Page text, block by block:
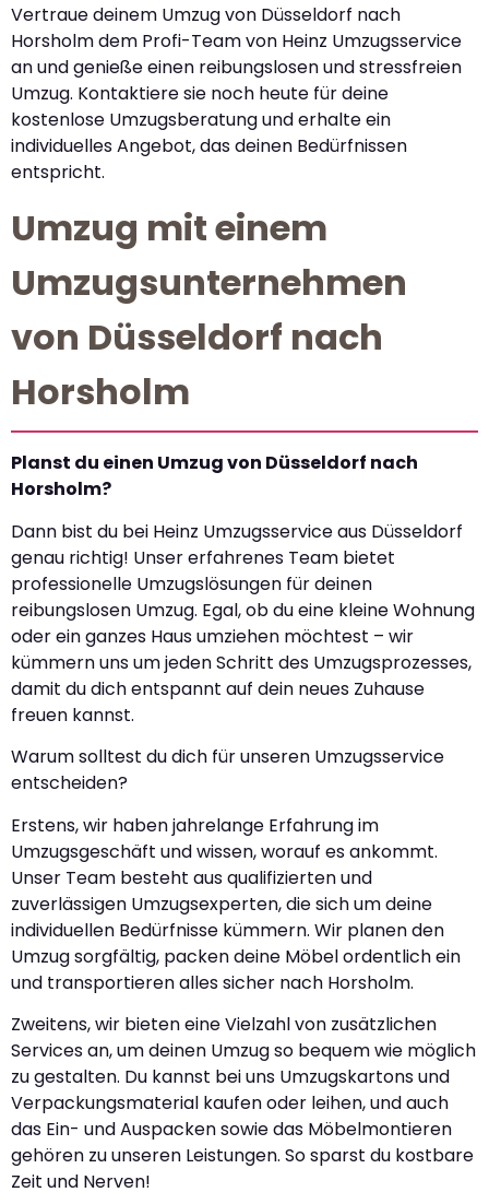
Vertraue deinem Umzug von Düsseldorf nach
Horsholm dem Profi-Team von Heinz Umzugsservice
an und genieße einen reibungslosen und stressfreien
Umzug. Kontaktiere sie noch heute für deine
kostenlose Umzugsberatung und erhalte ein
individuelles Angebot, das deinen Bedürfnissen
entspricht.
Umzug mit einem
Umzugsunternehmen
von Düsseldorf nach
Horsholm
Planst du einen Umzug von Düsseldorf nach
Horsholm?
Dann bist du bei Heinz Umzugsservice aus Düsseldorf
genau richtig! Unser erfahrenes Team bietet
professionelle Umzugslösungen für deinen
reibungslosen Umzug. Egal, ob du eine kleine Wohnung
oder ein ganzes Haus umziehen möchtest – wir
kümmern uns um jeden Schritt des Umzugsprozesses,
damit du dich entspannt auf dein neues Zuhause
freuen kannst.
Warum solltest du dich für unseren Umzugsservice
entscheiden?
Erstens, wir haben jahrelange Erfahrung im
Umzugsgeschäft und wissen, worauf es ankommt.
Unser Team besteht aus qualifizierten und
zuverlässigen Umzugsexperten, die sich um deine
individuellen Bedürfnisse kümmern. Wir planen den
Umzug sorgfältig, packen deine Möbel ordentlich ein
und transportieren alles sicher nach Horsholm.
Zweitens, wir bieten eine Vielzahl von zusätzlichen
Services an, um deinen Umzug so bequem wie möglich
zu gestalten. Du kannst bei uns Umzugskartons und
Verpackungsmaterial kaufen oder leihen, und auch
das Ein- und Auspacken sowie das Möbelmontieren
gehören zu unseren Leistungen. So sparst du kostbare
Zeit und Nerven!